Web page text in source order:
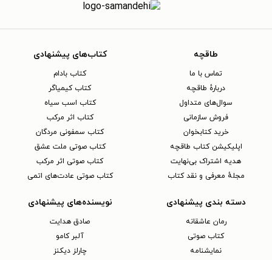
طاقچه
تماس با ما
دربارهٔ طاقچه
سوال‌های متداول
فروش سازمانی
خرید کتابخوان
اپلیکیشن کتاب طاقچه
هدیه اشتراک بی‌نهایت
مجلهٔ معرفی و نقد کتاب
کتاب‌های پیشنهادی
کتاب بادام
کتاب کیمیاگر
کتاب اسب سیاه
کتاب اثر مرکب
کتاب سمفونی مردگان
کتاب صوتی ملت عشق
کتاب صوتی اثر مرکب
کتاب صوتی عادت‌های اتمی
دسته بندی پیشنهادی
رمان عاشقانه
کتاب‌ صوتی
نمایشنامه
نویسنده‌های پیشنهادی
صادق هدایت
آلبر کامو
چارلز دیکنز